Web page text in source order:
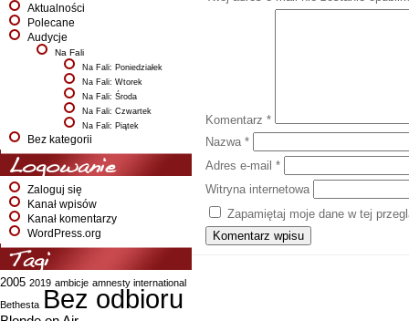
Aktualności
Polecane
Audycje
Na Fali
Na Fali: Poniedziałek
Na Fali: Wtorek
Na Fali: Środa
Na Fali: Czwartek
Na Fali: Piątek
Bez kategorii
Logowanie
Zaloguj się
Kanał wpisów
Kanał komentarzy
WordPress.org
Tagi
2005 2019 ambicje amnesty international
Bethesta Bez odbioru
Komentarz *
Nazwa *
Adres e-mail *
Witryna internetowa
Zapamiętaj moje dane w tej